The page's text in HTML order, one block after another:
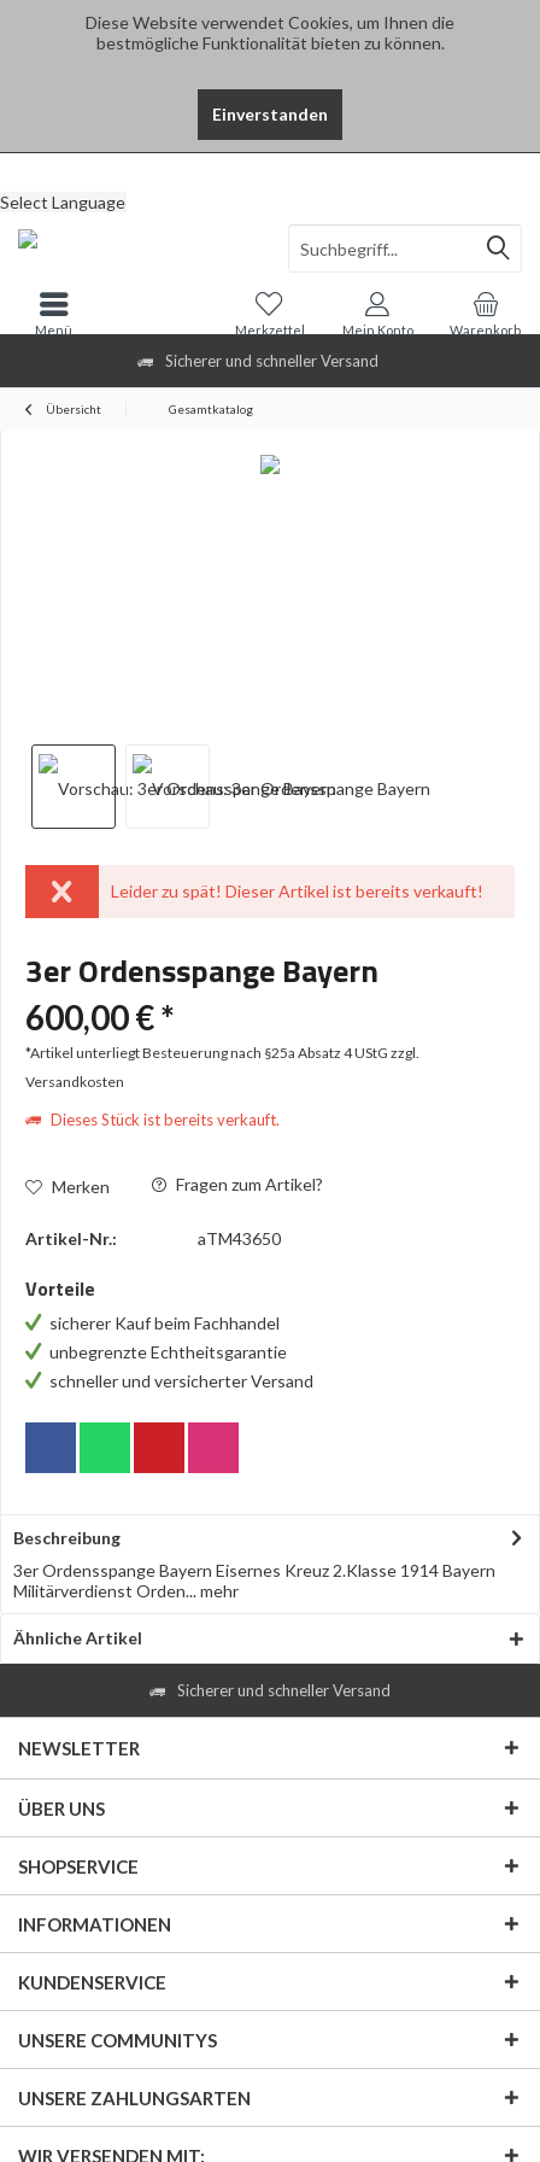
Diese Website verwendet Cookies, um Ihnen die
bestmögliche Funktionalität bieten zu können.
Einverstanden
Sicherer und schneller Versand
Select Language
Warenkorb
Merkzettel Mein Konto
Menü
Übersicht Gesamtkatalog
Leider zu spät! Dieser Artikel ist bereits verkauft!
3er Ordensspange Bayern
600,00 € *
*Artikel unterliegt Besteuerung nach §25a Absatz 4 UStG zzgl.
Versandkosten
Dieses Stück ist bereits verkauft.
Merken Fragen zum Artikel?
Artikel-Nr.: aTM43650
Vorteile
sicherer Kauf beim Fachhandel
unbegrenzte Echtheitsgarantie
schneller und versicherter Versand
Beschreibung
3er Ordensspange Bayern Eisernes Kreuz 2.Klasse 1914 Bayern
Militärverdienst Orden...mehr
Ähnliche Artikel
Sicherer und schneller Versand
NEWSLETTER
ÜBER UNS
SHOPSERVICE
INFORMATIONEN
KUNDENSERVICE
UNSERE COMMUNITYS
UNSERE ZAHLUNGSARTEN
WIR VERSENDEN MIT: